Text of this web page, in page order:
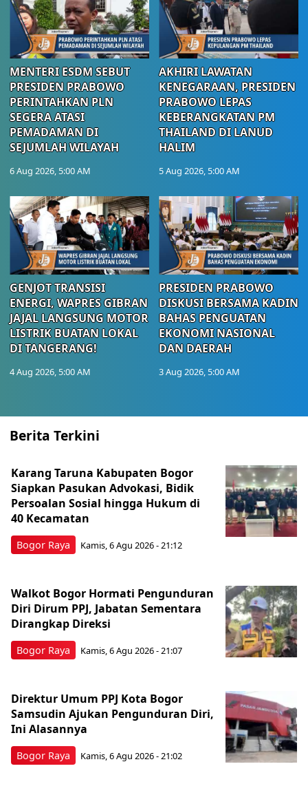
MENTERI ESDM SEBUT
PRESIDEN PRABOWO
PERINTAHKAN PLN
SEGERA ATASI
PEMADAMAN DI
SEJUMLAH WILAYAH
6 Aug 2026, 5:00 AM
AKHIRI LAWATAN
KENEGARAAN, PRESIDEN
PRABOWO LEPAS
KEBERANGKATAN PM
THAILAND DI LANUD
HALIM
5 Aug 2026, 5:00 AM
GENJOT TRANSISI
ENERGI, WAPRES GIBRAN
JAJAL LANGSUNG MOTOR
LISTRIK BUATAN LOKAL
DI TANGERANG!
4 Aug 2026, 5:00 AM
PRESIDEN PRABOWO
DISKUSI BERSAMA KADIN
BAHAS PENGUATAN
EKONOMI NASIONAL
DAN DAERAH
3 Aug 2026, 5:00 AM
Berita Terkini
Bogor Raya
Karang Taruna Kabupaten Bogor
Siapkan Pasukan Advokasi, Bidik
Persoalan Sosial hingga Hukum di
40 Kecamatan
Kamis, 6 Agu 2026 - 21:12
Bogor Raya
Walkot Bogor Hormati Pengunduran
Diri Dirum PPJ, Jabatan Sementara
Dirangkap Direksi
Kamis, 6 Agu 2026 - 21:07
Bogor Raya
Direktur Umum PPJ Kota Bogor
Samsudin Ajukan Pengunduran Diri,
Ini Alasannya
Kamis, 6 Agu 2026 - 21:02